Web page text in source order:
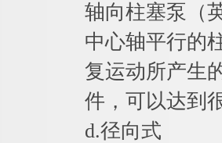
轴向柱塞泵（
中心轴平行的
复运动所产生
件，可以达到
d.径向式